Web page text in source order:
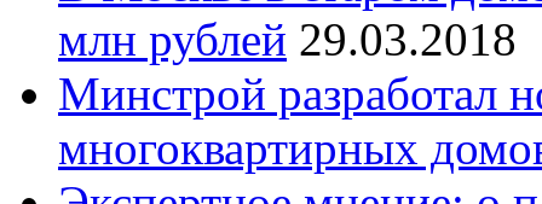
млн рублей 29.03.2018
Минстрой разработал
многоквартирных